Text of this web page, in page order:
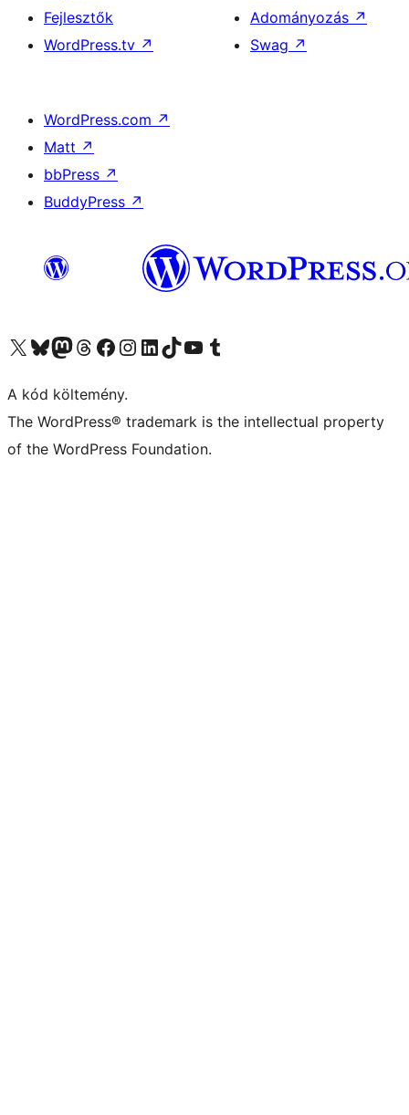
Fejlesztők
WordPress.tv ↗
Adományozás ↗
Swag ↗
WordPress.com ↗
Matt ↗
bbPress ↗
BuddyPress ↗
Visit our X (formerly Twitter) account
Visit our Bluesky account
Twitter csatornánk
Visit our Threads account
Facebook oldalunk megtekintése
Visit our Instagram account
Visit our LinkedIn account
Visit our TikTok account
Visit our YouTube channel
Visit our Tumblr account
A kód költemény.
The WordPress® trademark is the intellectual property
of the WordPress Foundation.